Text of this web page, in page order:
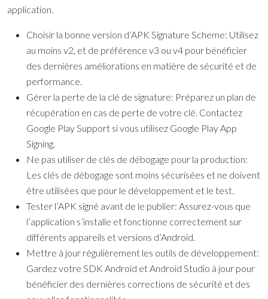
application.
Choisir la bonne version d’APK Signature Scheme: Utilisez
au moins v2, et de préférence v3 ou v4 pour bénéficier
des dernières améliorations en matière de sécurité et de
performance.
Gérer la perte de la clé de signature: Préparez un plan de
récupération en cas de perte de votre clé. Contactez
Google Play Support si vous utilisez Google Play App
Signing.
Ne pas utiliser de clés de débogage pour la production:
Les clés de débogage sont moins sécurisées et ne doivent
être utilisées que pour le développement et le test.
Tester l’APK signé avant de le publier: Assurez-vous que
l’application s’installe et fonctionne correctement sur
différents appareils et versions d’Android.
Mettre à jour régulièrement les outils de développement:
Gardez votre SDK Android et Android Studio à jour pour
bénéficier des dernières corrections de sécurité et des